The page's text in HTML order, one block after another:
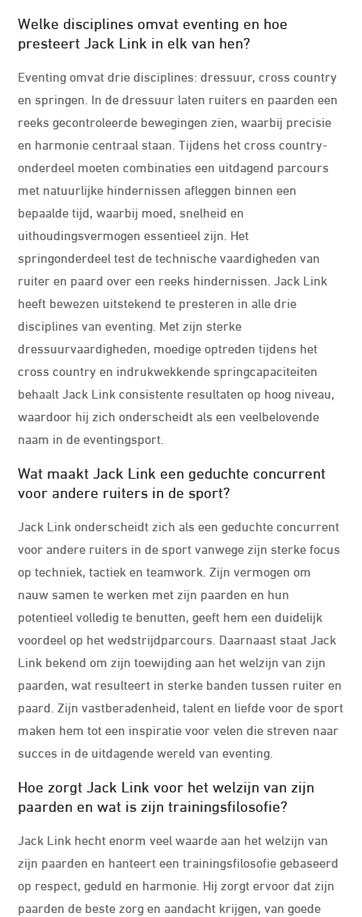
Welke disciplines omvat eventing en hoe
presteert Jack Link in elk van hen?
Eventing omvat drie disciplines: dressuur, cross country
en springen. In de dressuur laten ruiters en paarden een
reeks gecontroleerde bewegingen zien, waarbij precisie
en harmonie centraal staan. Tijdens het cross country-
onderdeel moeten combinaties een uitdagend parcours
met natuurlijke hindernissen afleggen binnen een
bepaalde tijd, waarbij moed, snelheid en
uithoudingsvermogen essentieel zijn. Het
springonderdeel test de technische vaardigheden van
ruiter en paard over een reeks hindernissen. Jack Link
heeft bewezen uitstekend te presteren in alle drie
disciplines van eventing. Met zijn sterke
dressuurvaardigheden, moedige optreden tijdens het
cross country en indrukwekkende springcapaciteiten
behaalt Jack Link consistente resultaten op hoog niveau,
waardoor hij zich onderscheidt als een veelbelovende
naam in de eventingsport.
Wat maakt Jack Link een geduchte concurrent
voor andere ruiters in de sport?
Jack Link onderscheidt zich als een geduchte concurrent
voor andere ruiters in de sport vanwege zijn sterke focus
op techniek, tactiek en teamwork. Zijn vermogen om
nauw samen te werken met zijn paarden en hun
potentieel volledig te benutten, geeft hem een duidelijk
voordeel op het wedstrijdparcours. Daarnaast staat Jack
Link bekend om zijn toewijding aan het welzijn van zijn
paarden, wat resulteert in sterke banden tussen ruiter en
paard. Zijn vastberadenheid, talent en liefde voor de sport
maken hem tot een inspiratie voor velen die streven naar
succes in de uitdagende wereld van eventing.
Hoe zorgt Jack Link voor het welzijn van zijn
paarden en wat is zijn trainingsfilosofie?
Jack Link hecht enorm veel waarde aan het welzijn van
zijn paarden en hanteert een trainingsfilosofie gebaseerd
op respect, geduld en harmonie. Hij zorgt ervoor dat zijn
paarden de beste zorg en aandacht krijgen, van goede